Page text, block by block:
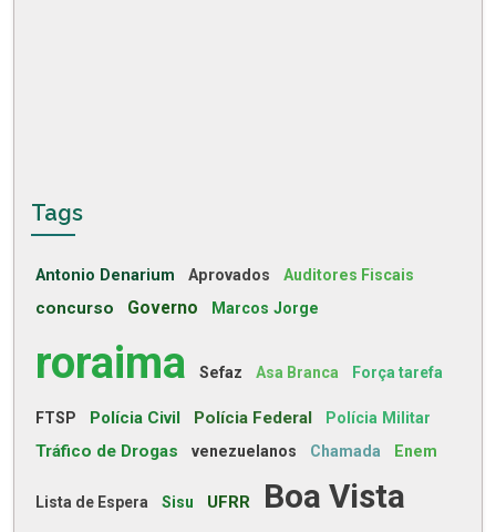
Tags
Antonio Denarium Aprovados Auditores Fiscais
concurso Governo Marcos Jorge
roraima Sefaz Asa Branca Força tarefa
FTSP Polícia Civil Polícia Federal Polícia Militar
Tráfico de Drogas venezuelanos Chamada Enem
Lista de Espera Sisu UFRR Boa Vista